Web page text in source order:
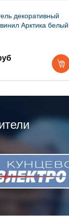
декоративный
Арктика белый